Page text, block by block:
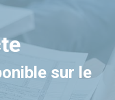
sur le